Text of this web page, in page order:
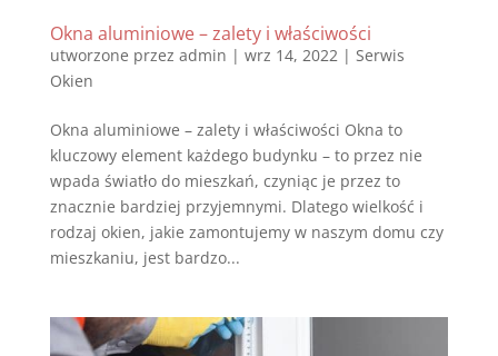
Okna aluminiowe – zalety i właściwości
utworzone przez admin | wrz 14, 2022| Serwis
Okien
Okna aluminiowe – zalety i właściwości Okna to
kluczowy element każdego budynku – to przez nie
wpada światło do mieszkań, czyniąc je przez to
znacznie bardziej przyjemnymi. Dlatego wielkość i
rodzaj okien, jakie zamontujemy w naszym domu czy
mieszkaniu, jest bardzo...